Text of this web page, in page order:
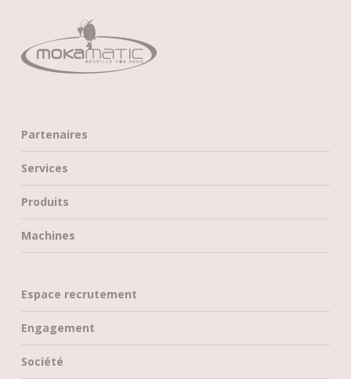
Partenaires
Services
Produits
Machines
Espace recrutement
Engagement
Société